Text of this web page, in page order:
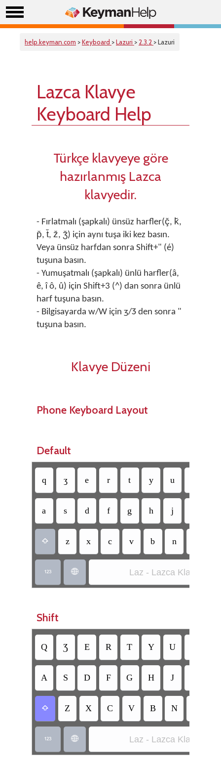
help.keyman.com >Keyboard >Lazuri > 2.3.2 > Lazuri
Lazca Klavye
Keyboard Help
Türkçe klavyeye göre
hazırlanmış Lazca
klavyedir.
- Fırlatmalı (şapkalı) ünsüz harfler(ç̆, k̆,
p̆, t̆, z̆, ʒ̆) için aynı tuşa iki kez basın.
Veya ünsüz harfdan sonra Shift+" (é)
tuşuna basın.
- Yumuşatmalı (şapkalı) ünlü harfler(â,
ê, î ô, û) için Shift+3 (^) dan sonra ünlü
harf tuşuna basın.
- Bilgisayarda w/W için ʒ/Ʒ den sonra "
tuşuna basın.
Klavye Düzeni
Phone Keyboard Layout
Default
q ʒ e r t y u
a s d f g h j
 z x c v b n
  Laz - Lazca Klavye
Shift
Q Ʒ E R T Y U
A S D F G H J
 Z X C V B N
  Laz - Lazca Klavye